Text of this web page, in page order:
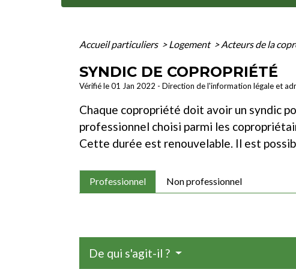
Accueil particuliers > Logement > Acteurs de la
SYNDIC DE COPROPRIÉTÉ
Vérifié le 01 Jan 2022 - Direction de l'information légale et
Chaque copropriété doit avoir un syndic
professionnel choisi parmi les
Cette durée est renouvelable. Il est
Professionnel Non professionnel
De qui s'agit-il ?